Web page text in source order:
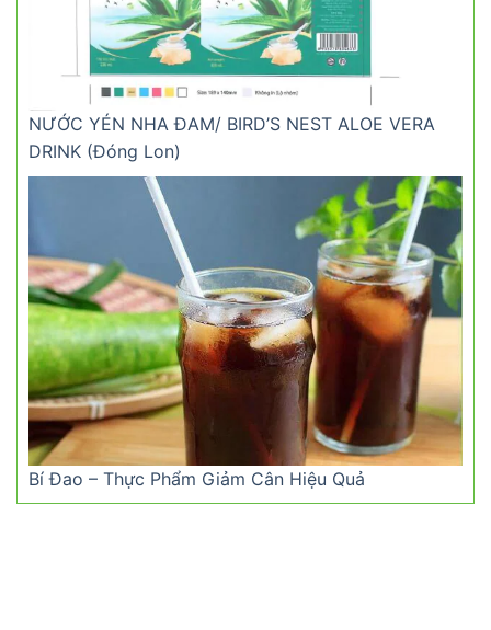
NƯỚC YÉN NHA ĐAM/ BIRD’S NEST ALOE VERA
DRINK (Đóng Lon)
Bí Đao – Thực Phẩm Giảm Cân Hiệu Quả